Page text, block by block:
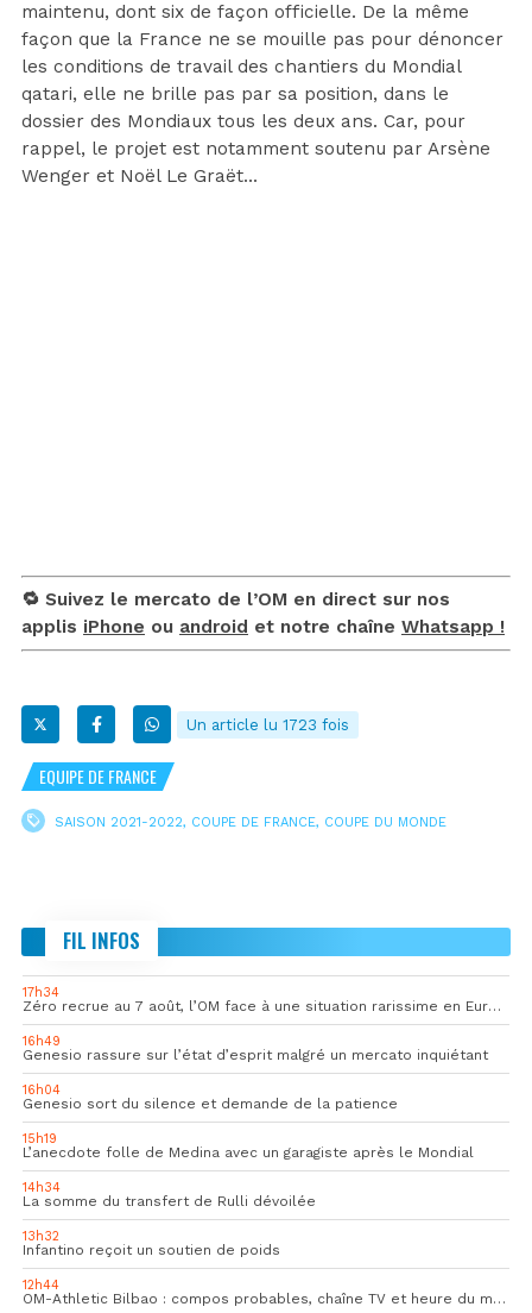
maintenu, dont six de façon officielle. De la même
façon que la France ne se mouille pas pour dénoncer
les conditions de travail des chantiers du Mondial
qatari, elle ne brille pas par sa position, dans le
dossier des Mondiaux tous les deux ans. Car, pour
rappel, le projet est notamment soutenu par Arsène
Wenger et Noël Le Graët…
🔁 Suivez le mercato de l’OM en direct sur nos
applis iPhone ou android et notre chaîne Whatsapp !
Un article lu 1723 fois
EQUIPE DE FRANCE
SAISON 2021-2022, COUPE DE FRANCE, COUPE DU MONDE
FIL INFOS
17h34
Zéro recrue au 7 août, l’OM face à une situation rarissime en Europe
16h49
Genesio rassure sur l’état d’esprit malgré un mercato inquiétant
16h04
Genesio sort du silence et demande de la patience
15h19
L’anecdote folle de Medina avec un garagiste après le Mondial
14h34
La somme du transfert de Rulli dévoilée
13h32
Infantino reçoit un soutien de poids
12h44
OM-Athletic Bilbao : compos probables, chaîne TV et heure du match